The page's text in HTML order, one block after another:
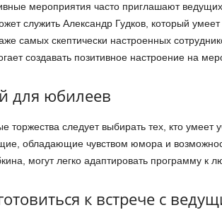
мероприятия часто приглашают
служить Александр Гудков, который
самых скептически настроенных
создавать позитивное настроение на
для юбилеев
торжества следует выбирать тех, кто умеет
обладающие чувством юмора и
могут легко адаптировать программу к
к встрече с